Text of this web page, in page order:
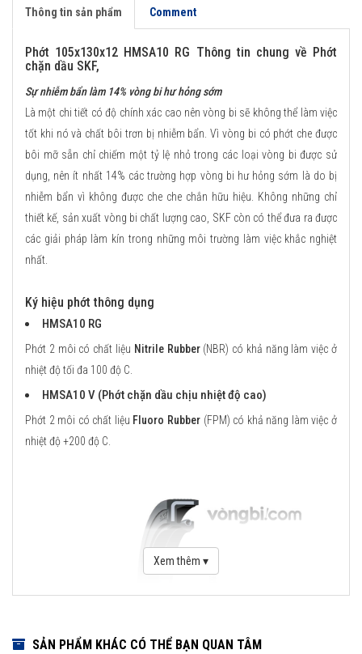
Thông tin sản phẩm Comment
Phớt 105x130x12 HMSA10 RG Thông tin chung về Phớt
chặn dầu SKF,
Sự nhiễm bẩn làm 14% vòng bi hư hỏng sớm
Là một chi tiết có độ chính xác cao nên vòng bi sẽ không thể làm việc
tốt khi nó và chất bôi trơn bị nhiễm bẩn. Vì vòng bi có phớt che được
bôi mỡ sẵn chỉ chiếm một tỷ lệ nhỏ trong các loại vòng bi được sử
dụng, nên ít nhất 14% các trường hợp vòng bi hư hỏng sớm là do bị
nhiễm bẩn vì không được che che chắn hữu hiệu. Không những chỉ
thiết kế, sản xuất vòng bi chất lượng cao, SKF còn có thể đưa ra được
các giải pháp làm kín trong những môi trường làm việc khắc nghiệt
nhất.
Ký hiệu phớt thông dụng
HMSA10 RG
Phớt 2 môi có chất liệu Nitrile Rubber(NBR) có khả năng làm việc ở
nhiệt độ tối đa 100 độ C.
HMSA10 V (Phớt chặn dầu chịu nhiệt độ cao)
Phớt 2 môi có chất liệu Fluoro Rubber (FPM) có khả năng làm việc ở
nhiệt độ +200 độ C.
Xem thêm ▾
SẢN PHẨM KHÁC CÓ THỂ BẠN QUAN TÂM